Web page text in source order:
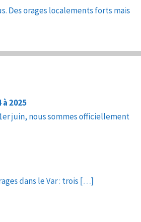
Des orages localements forts mais
2025
juin, nous sommes officiellement
dans le Var : trois […]